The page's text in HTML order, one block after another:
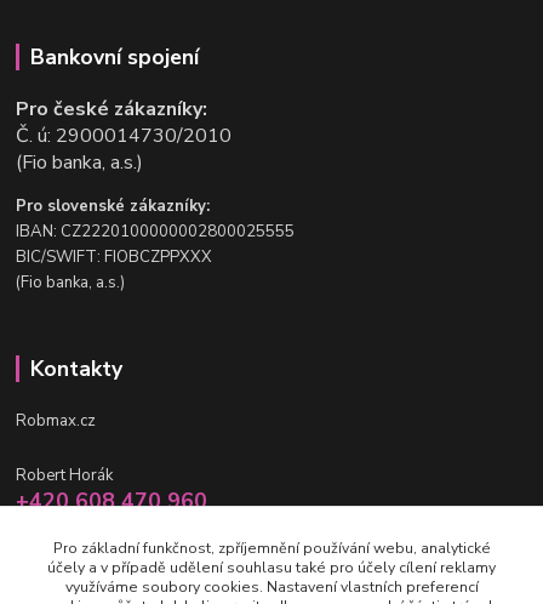
Bankovní spojení
Pro české zákazníky:
Č. ú: 2900014730/2010
(Fio banka, a.s.)
Pro slovenské zákazníky:
IBAN: CZ2220100000002800025555
BIC/SWIFT: FIOBCZPPXXX
(Fio banka, a.s.)
Kontakty
Robmax.cz
Robert Horák
+420 608 470 960
info@robmax.cz
Pro základní funkčnost, zpříjemnění používání webu, analytické
účely a v případě udělení souhlasu také pro účely cílení reklamy
využíváme soubory cookies. Nastavení vlastních preferencí